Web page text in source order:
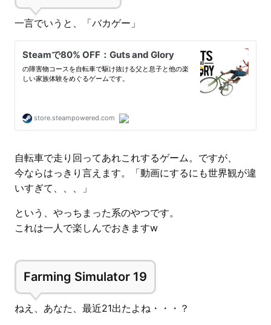
一言でいうと、「バカゲー」
自転車で走り回ってあれこれするゲーム。ですが、
今ならはっきり言えます。「動画にするにも世界観が違
いすぎて、、、」
という、やっちまった系のやつです。
これは一人で楽しんでおきますw
Farming Simulator 19
ねえ、あなた、最近21出たよね・・・？